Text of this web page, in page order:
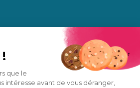
que le
intéresse avant de vous déranger,